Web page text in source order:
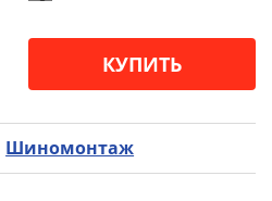
КУПИТЬ
Шиномонтаж